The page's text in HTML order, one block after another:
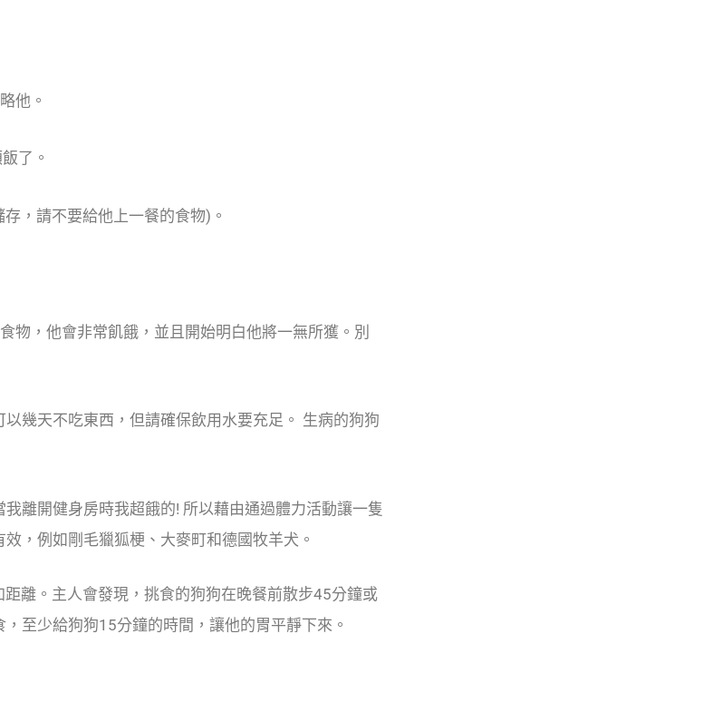
他。
了。
，請不要給他上一餐的食物)。
物，他會非常飢餓，並且開始明白他將一無所獲。別
幾天不吃東西，但請確保飲用水要充足。 生病的狗狗
離開健身房時我超餓的! 所以藉由通過體力活動讓一隻
，例如剛毛獵狐梗、大麥町和德國牧羊犬。
離。主人會發現，挑食的狗狗在晚餐前散步45分鐘或
至少給狗狗15分鐘的時間，讓他的胃平靜下來。